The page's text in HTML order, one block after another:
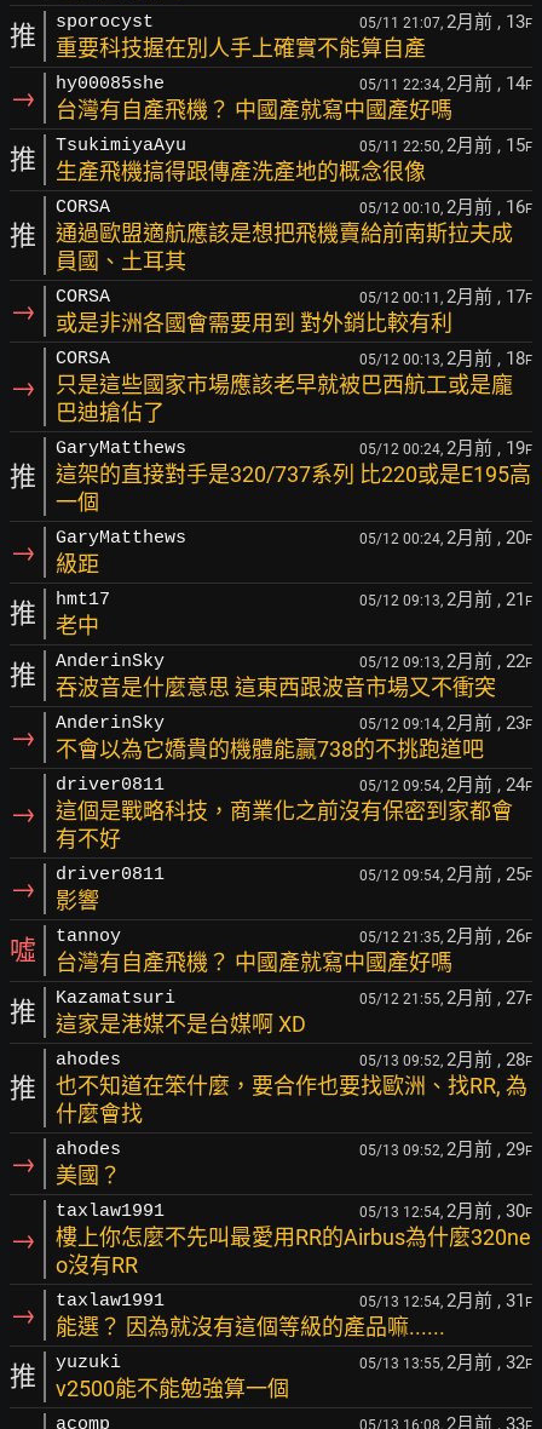
推 sporocyst 05/11 21:07, 2月前 , 13F
重要科技握在別人手上確實不能算自產
→ hy00085she 05/11 22:34, 2月前 , 14F
台灣有自產飛機？ 中國產就寫中國產好嗎
推 TsukimiyaAyu 05/11 22:50, 2月前 , 15F
生產飛機搞得跟傳產洗產地的概念很像
推
CORSA 05/12 00:10, 2月前 , 16F
通過歐盟適航應該是想把飛機賣給前南斯拉夫成
員國、土耳其
→ CORSA 05/12 00:11, 2月前 , 17F
或是非洲各國會需要用到 對外銷比較有利
→
CORSA 05/12 00:13, 2月前 , 18F
只是這些國家市場應該老早就被巴西航工或是龐
巴迪搶佔了
推
GaryMatthews 05/12 00:24, 2月前 , 19F
這架的直接對手是320/737系列 比220或是E195高
一個
→ GaryMatthews 05/12 00:24, 2月前 , 20F
級距
推 hmt17 05/12 09:13, 2月前 , 21 F
老中
推 AnderinSky 05/12 09:13, 2月前 , 22F
吞波音是什麼意思 這東西跟波音市場又不衝突
→ AnderinSky 05/12 09:14, 2月前 , 23F
不會以為它嬌貴的機體能贏738的不挑跑道吧
→
driver0811 05/12 09:54, 2月前 , 24F
這個是戰略科技，商業化之前沒有保密到家都會
有不好
→ driver0811 05/12 09:54, 2月前 , 25F
影響
噓 tannoy 05/12 21:35, 2月前 , 26F
台灣有自產飛機？ 中國產就寫中國產好嗎
推 Kazamatsuri 05/12 21:55, 2月前 , 27F
這家是港媒不是台媒啊 XD
推
ahodes 05/13 09:52, 2月前 , 28F
也不知道在笨什麼，要合作也要找歐洲、找RR, 為
什麼會找
→ ahodes 05/13 09:52, 2月前 , 29F
美國？
→
taxlaw1991 05/13 12:54, 2月前 , 30F
樓上你怎麼不先叫最愛用RR的Airbus為什麼320ne
o沒有RR
→ taxlaw1991 05/13 12:54, 2月前 , 31 F
能選？ 因為就沒有這個等級的產品嘛......
推 yuzuki 05/13 13:55, 2月前 , 32F
v2500能不能勉強算一個
acomp 05/13 16:08, 2月前 , 33